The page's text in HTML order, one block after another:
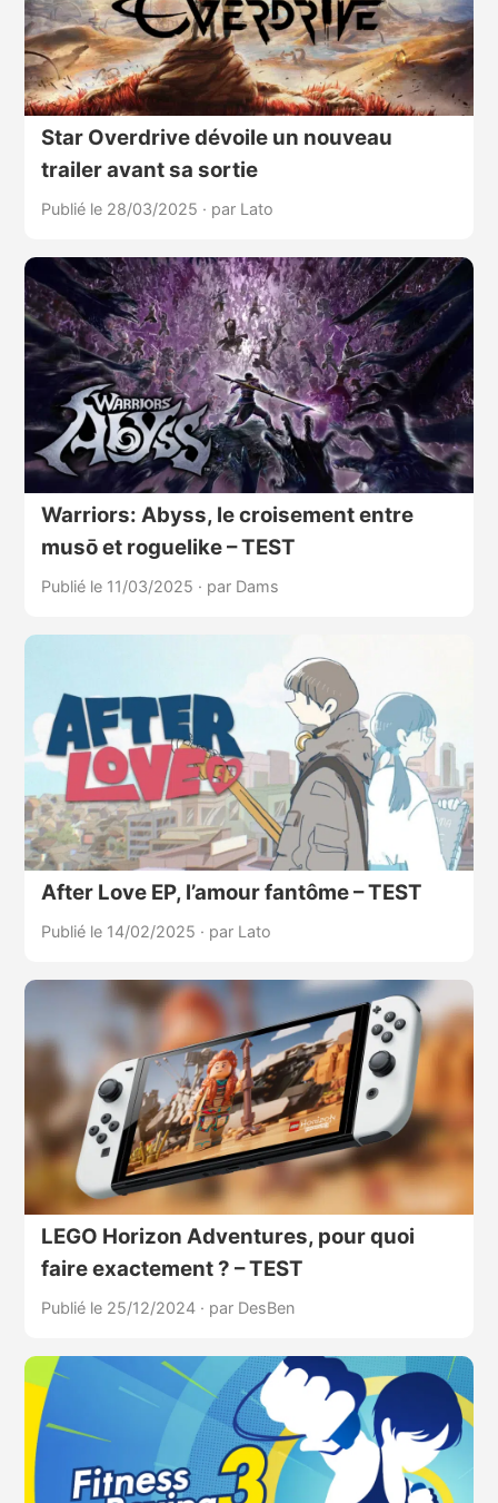
Star Overdrive dévoile un nouveau
trailer avant sa sortie
Publié le 28/03/2025 · par Lato
Warriors: Abyss, le croisement entre
musō et roguelike – TEST
Publié le 11/03/2025 · par Dams
After Love EP, l’amour fantôme – TEST
Publié le 14/02/2025 · par Lato
LEGO Horizon Adventures, pour quoi
faire exactement ? – TEST
Publié le 25/12/2024 · par DesBen